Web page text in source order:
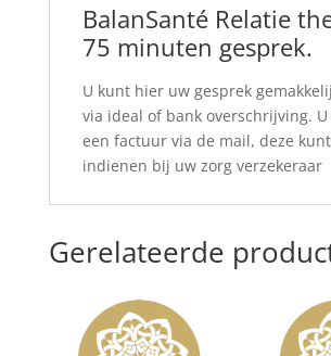
BalanSanté Relatie
75 minuten gesprek.
U kunt hier uw gesprek
via ideal of bank overschrijving.
een factuur via de mail, deze
indienen bij uw zorg verzekeraar
Gerelateerde